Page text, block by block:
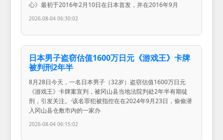
心》最初于2016年2月10日在日本首发，并在2016年9月
2026-08-04 06:30:02
日本男子盗窃估值1600万日元《游戏王》卡牌
被判刑2年半
8月28日今天，一名日本男子（32岁）盗窃估值1600万日元
《游戏王》卡牌案宣判，被冈山县当地法院判处2年半有期徒
刑，引发关注。·该名罪犯被指控在在2024年9月23日，偷偷潜
入冈山县仓敷市内的一家办
2026-08-04 06:15:02